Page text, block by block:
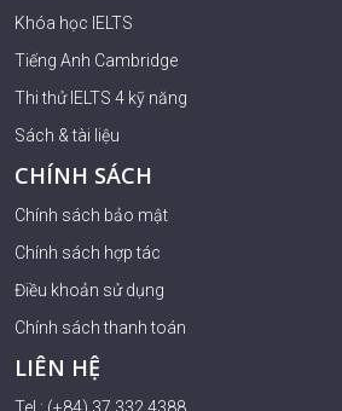
Khóa học IELTS
Tiếng Anh Cambridge
Thi thử IELTS 4 kỹ năng
Sách & tài liệu
CHÍNH SÁCH
Chính sách bảo mật
Chính sách hợp tác
Điều khoản sử dụng
Chính sách thanh toán
LIÊN HỆ